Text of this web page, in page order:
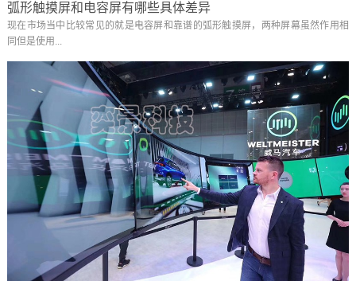
弧形触摸屏和电容屏有哪些具体差异
现在市场当中比较常见的就是电容屏和靠谱的弧形触摸屏，两种屏幕虽然作用相
同但是使用...